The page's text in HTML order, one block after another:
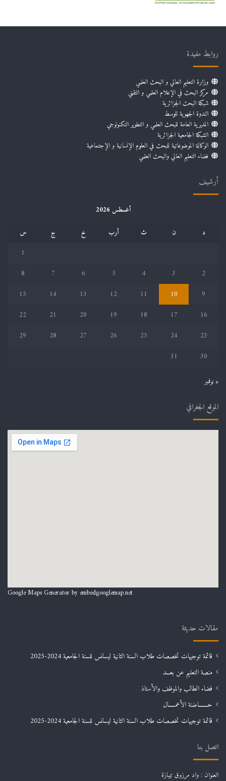
روابط مفيدة
وزارة التعليم العالي و البحث العلمي
مركز البحث في الإعلام العلمي و التقني
شبكة البحث الجزائرية
الندوة الجهوية للوسط
المديرية العامة للبحث العلمي و التطوير التكنولوجي
الشبكة الجامعية الجزائرية
الوكالة الموضوعاتية للبحث في العلوم الإنسانية و الإجتماعية
فضاء التعليم العالي والبحث العلمي
أرشيف
أغسطس 2026
د
ن ث أرب خ ج
س
1
2
3
4
5
6
7
8
9
10
11
12
13
14
15
16
17
18
19
20
21
22
23
24
25
26
27
28
29
30
31
« نوفمبر
الموقع الجغرافي
Google Maps Generator by embedgooglemap.net
مقالات حديثة
قائمة توجيهات تخصصات طلاب السنة الثانية ليسانس للسنة الجامعية 2024-2025
منصة التعليم عن بعـــد
فضاء الطالب والموظف والأستاذ
حـــــــاضنة الأعمـــــال
قائمة توجيهات تخصصات طلاب السنة الثانية ليسانس للسنة الجامعية 2024-2025
اتصل بنا
العنوان : واد مرزوق تيبازة